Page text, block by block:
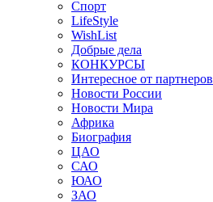
Спорт
LifeStyle
WishList
Добрые дела
КОНКУРСЫ
Интересное от партнеров
Новости России
Новости Мира
Африка
Биография
ЦАО
САО
ЮАО
ЗАО